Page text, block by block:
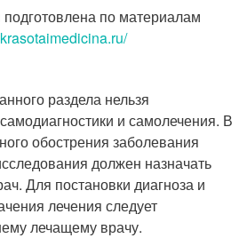
по материалам
раздела нельзя
и самолечения. В
обострения заболевания
должен назначать
Для постановки диагноза и
лечения следует
лечащему врачу.